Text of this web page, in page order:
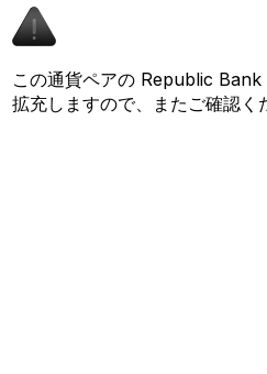
この通貨ペアの Republic
拡充しますので、またご確認く